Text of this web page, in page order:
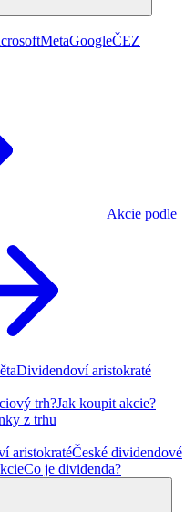
MetaGoogleČEZ
Akcie podle
Dividendoví aristokraté
trh?Jak koupit akcie?
z trhu
aristokratéČeské dividendové
Co je dividenda?